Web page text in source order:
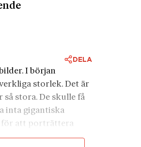
DELA
I början
storlek. Det är
stora. De skulle få
inta gigantiska
för att porträttera
som utsnitt ur